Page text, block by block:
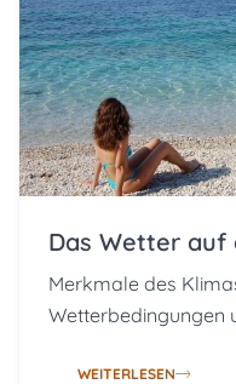
Das Wetter auf
Merkmale des
Wetterbedingungen
WEITERLESEN